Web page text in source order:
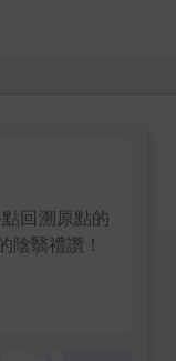
回溯原點的
陰翳禮讚！